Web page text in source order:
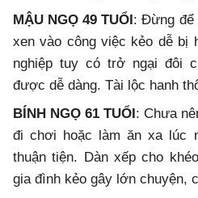
MẬU NGỌ 49 TUỔI: Đừng để
xen vào công việc kẻo dễ bị
nghiệp tuy có trở ngại đôi
được dễ dàng. Tài lộc hanh
BÍNH NGỌ 61 TUỔI: Chưa
đi chơi hoặc làm ăn xa lúc
thuận tiện. Dàn xếp cho
gia đình kẻo gây lớn chuyện,